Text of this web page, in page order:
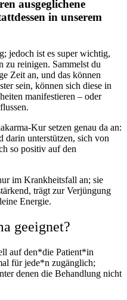
ausgeglichene
in unserem
jedoch ist es super wichtig,
zu reinigen. Sammelst du
Zeit an, und das können
sein, können sich diese in
manifestieren – oder
Kur setzen genau da an:
darin unterstützen, sich von
so positiv auf den
im Krankheitsfall an; sie
trägt zur Verjüngung
Energie.
geeignet?
auf den*die Patient*in
für jede*n zugänglich;
denen die Behandlung nicht